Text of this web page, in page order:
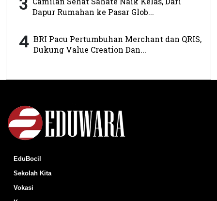
Dapur Rumahan ke Pasar Glob...
4 BRI Pacu Pertumbuhan Merchant dan QRIS,
Dukung Value Creation Dan...
EduBocil
Sekolah Kita
Vokasi